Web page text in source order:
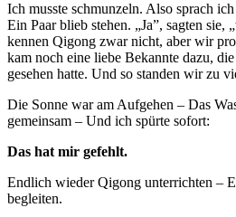
Ich muss­te schmun­zeln. Also sprach
Ein Paar blieb ste­hen. „Ja”, sag­ten
ken­nen Qigong zwar nicht, aber wir
kam noch eine lie­be Bekann­te dazu,
gese­hen hat­te. Und so stan­den wir zu
Die Son­ne war am Auf­ge­hen – Das
gemein­sam – Und ich spür­te sofort:
Das hat mir gefehlt.
End­lich wie­der Qigong unter­rich­ten –
begleiten.